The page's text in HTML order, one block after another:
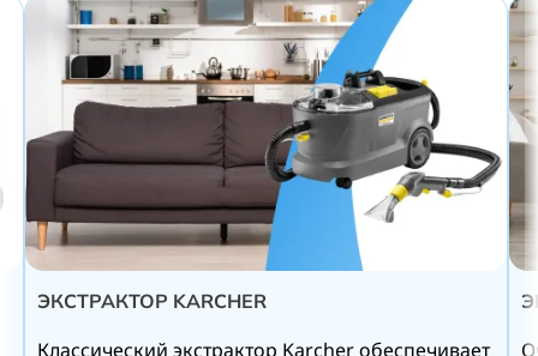
ЭКСТРАКТОР KARCHER
Классический экстрактор Karcher обеспечивает